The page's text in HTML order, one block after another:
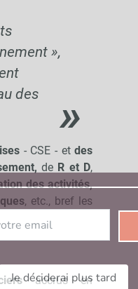
»,
des
- CSE - etdes
de R et D,
des activités,
, etc., bref les
accrus en
à notre newsletter
Je déciderai plus tard